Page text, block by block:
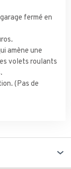
fermé en
amène une
volets roulants
(Pas de